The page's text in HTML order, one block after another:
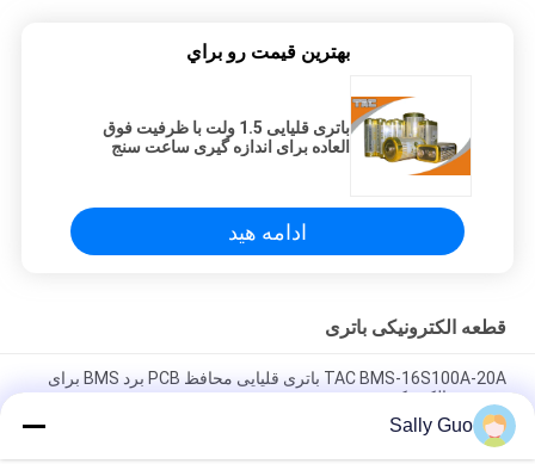
بهترين قيمت رو براي
باتری قلیایی 1.5 ولت با ظرفیت فوق
العاده برای اندازه گیری ساعت سنج
ادامه هید
قطعه الکترونیکی باتری
TAC BMS-16S100A-20A باتری قلیایی محافظ PCB برد BMS برای
خودروی الکتریکی
Sally Guo